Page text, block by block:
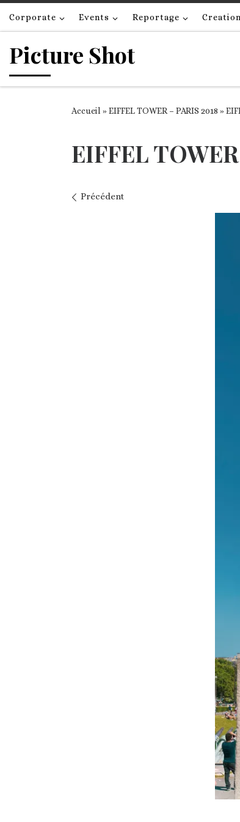
Passer au contenu
Corporate Events Reportage Creation
Picture Shot
Accueil »EIFFEL TOWER – PARIS 2018 »
EIFFEL
Navigation des
Précédent